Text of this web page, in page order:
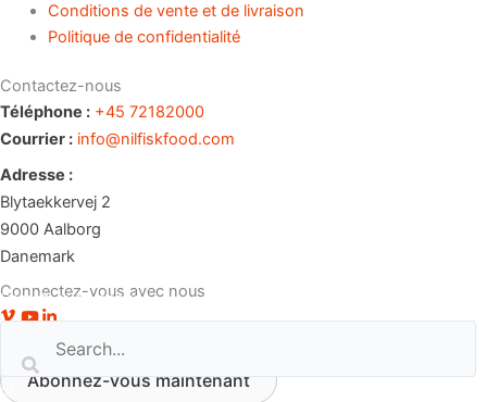
Conditions de vente et de livraison
Politique de confidentialité
Contactez-nous
Téléphone : +45 72182000
Courrier : info@nilfiskfood.com
Adresse :
Blytaekkervej 2
9000 Aalborg
Danemark
Connectez-vous avec nous
Profil Vimeo
Chaîne Youtube
Profil LinkedIn
Abonnez-vous maintenant
Search our website
or..